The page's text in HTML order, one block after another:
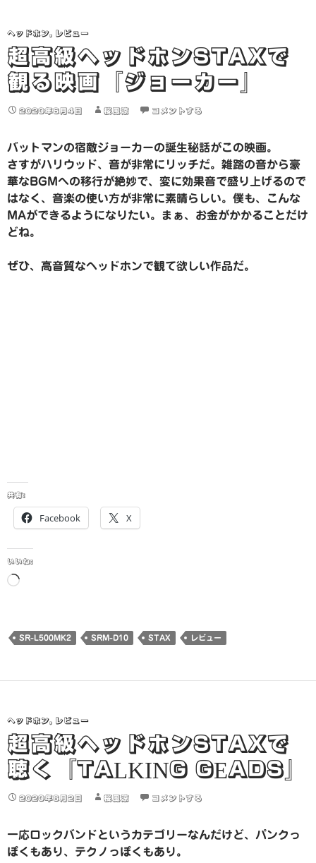
ヘッドホン, レビュー
超高級ヘッドホンSTAXで
観る映画『ジョーカー』
2020年6月4日 桜風涼 コメントする
バットマンの宿敵ジョーカーの誕生秘話がこの映画。
さすがハリウッド、音が非常にリッチだ。雑踏の音から豪
華なBGMへの移行が絶妙で、変に効果音で盛り上げるので
はなく、音楽の使い方が非常に素晴らしい。僕も、こんな
MAができるようになりたい。まぁ、お金がかかることだけ
どね。
ぜひ、高音質なヘッドホンで観て欲しい作品だ。
共有:
Facebook X
いいね:
読
み
SR-L500MK2 SRM-D10 STAX レビュー
ヘッドホン, レビュー
超高級ヘッドホンSTAXで
聴く『TALKING GEADS』
2020年6月2日 桜風涼 コメントする
一応ロックバンドというカテゴリーなんだけど、パンクっ
ぽくもあり、テクノっぽくもあり。